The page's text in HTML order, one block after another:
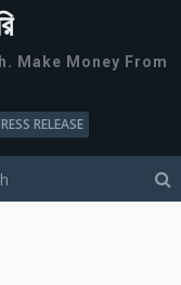
Make Money From
RELEASE